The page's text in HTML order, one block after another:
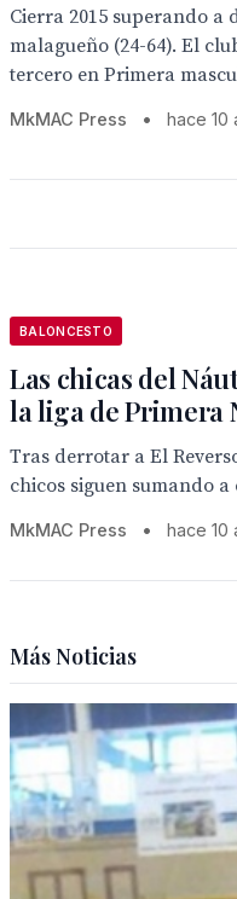
Cierra 2015 superando a
malagueño (24-64). El
tercero en Primera
MkMAC Press • hace 10
BALONCESTO
Las chicas del
la liga de Primera
Tras derrotar a El
chicos siguen sumando a
MkMAC Press • hace 10
Más Noticias